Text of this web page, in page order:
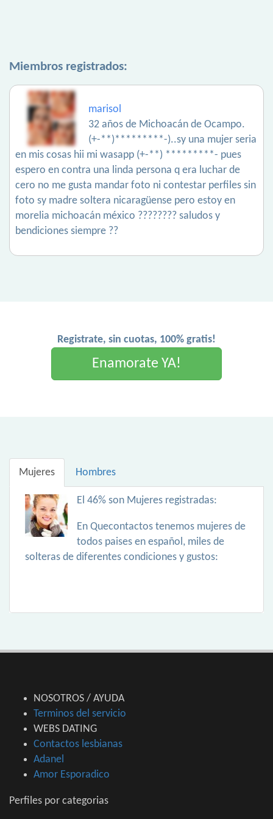
Miembros registrados:
marisol
32 años de Michoacán de Ocampo.
(+-**)*********-)..sy una mujer seria
en mis cosas hii mi wasapp (+-**) *********- pues
espero en contra una linda persona q era luchar de
cero no me gusta mandar foto ni contestar perfiles sin
foto sy madre soltera nicaragüense pero estoy en
morelia michoacán méxico ???????? saludos y
bendiciones siempre ??
Registrate, sin cuotas, 100% gratis!
Enamorate YA!
Mujeres Hombres
El 46% son Mujeres registradas:
En Quecontactos tenemos mujeres de
todos paises en español, miles de
solteras de diferentes condiciones y gustos:
NOSOTROS / AYUDA
Terminos del servicio
WEBS DATING
Contactos lesbianas
Adanel
Amor Esporadico
Perfiles por categorias